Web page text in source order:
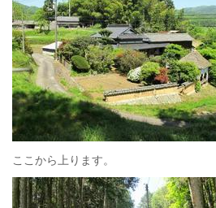
ここから上ります。